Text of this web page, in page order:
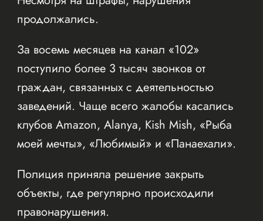
продолжались.
За восемь месяцев на канал «102»
поступило более 3 тысяч звонков от
граждан, связанных с деятельностью
заведений. Чаще всего жалобы касались
клубов Amazon, Alanya, Kish Mish, «Рыба
моей мечты», «Любимый» и «Панаехали».
Полиция приняла решение закрыть
объекты, где регулярно происходили
правонарушения.